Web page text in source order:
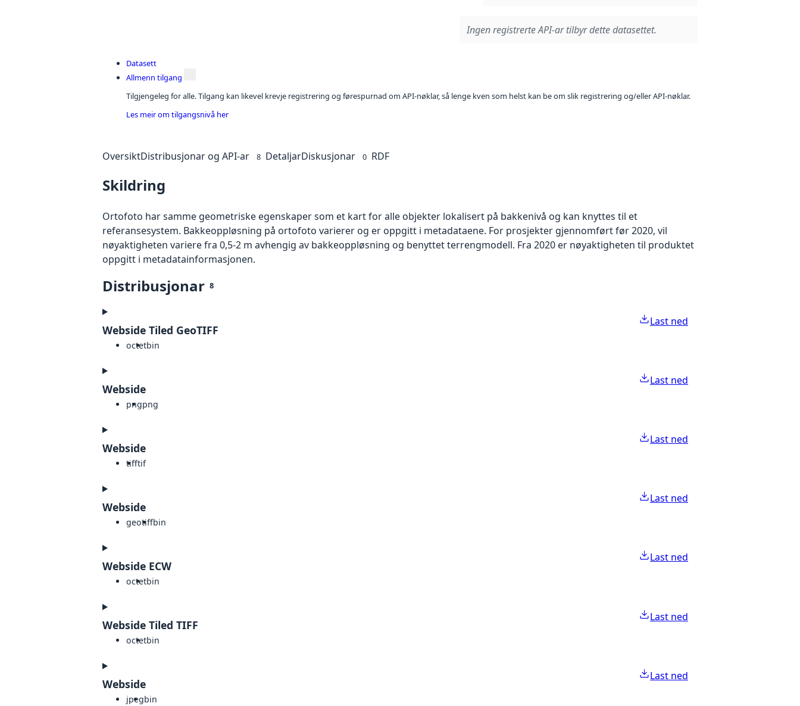
Ingen registrerte API-ar tilbyr dette datasettet.
Datasett
Allmenn tilgang
Tilgjengeleg for alle. Tilgang kan likevel krevje registrering og førespurnad om API-nøklar, så lenge kven som helst kan be om slik registrering og/eller API-nøklar.
Les meir om tilgangsnivå her
OversiktDistribusjonar og API-ar 8 DetaljarDiskusjonar 0 RDF
Skildring
Ortofoto har samme geometriske egenskaper som et kart for alle objekter lokalisert på bakkenivå og kan knyttes til et
referansesystem. Bakkeoppløsning på ortofoto varierer og er oppgitt i metadataene. For prosjekter gjennomført før 2020, vil
nøyaktigheten variere fra 0,5-2 m avhengig av bakkeoppløsning og benyttet terrengmodell. Fra 2020 er nøyaktigheten til produktet
oppgitt i metadatainformasjonen.
Distribusjonar 8
Webside Tiled GeoTIFF
octetbin
Last ned
Webside
pngpng
Last ned
Webside
tifftif
Last ned
Webside
geotiffbin
Last ned
Webside ECW
octetbin
Last ned
Webside Tiled TIFF
octetbin
Last ned
Webside
jpegbin
Last ned